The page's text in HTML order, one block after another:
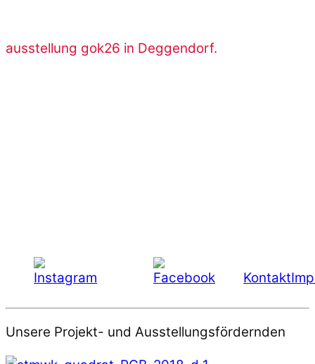
ausstellung gok26 in Deggendorf.
Kontakt
Unsere Projekt-­ und Ausstellungsfördernden